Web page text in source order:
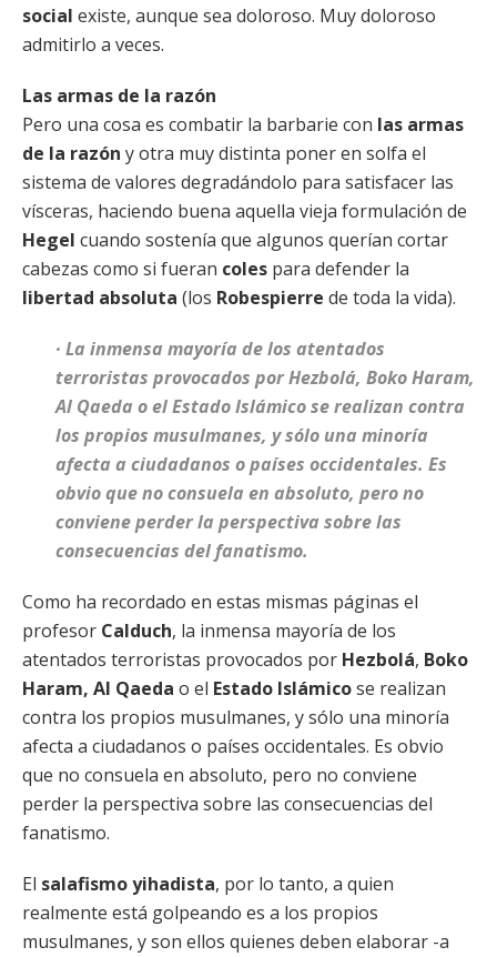
social existe, aunque sea doloroso. Muy doloroso
admitirlo a veces.
Las armas de la razón
Pero una cosa es combatir la barbarie con las armas
de la razón y otra muy distinta poner en solfa el
sistema de valores degradándolo para satisfacer las
vísceras, haciendo buena aquella vieja formulación de
Hegel cuando sostenía que algunos querían cortar
cabezas como si fueran coles para defender la
libertad absoluta (los Robespierre de toda la vida).
· La inmensa mayoría de los atentados
terroristas provocados por Hezbolá, Boko Haram,
Al Qaeda o el Estado Islámico se realizan contra
los propios musulmanes, y sólo una minoría
afecta a ciudadanos o países occidentales. Es
obvio que no consuela en absoluto, pero no
conviene perder la perspectiva sobre las
consecuencias del fanatismo.
Como ha recordado en estas mismas páginas el
profesor Calduch, la inmensa mayoría de los
atentados terroristas provocados por Hezbolá, Boko
Haram, Al Qaeda o el Estado Islámicose realizan
contra los propios musulmanes, y sólo una minoría
afecta a ciudadanos o países occidentales. Es obvio
que no consuela en absoluto, pero no conviene
perder la perspectiva sobre las consecuencias del
fanatismo.
El salafismo yihadista, por lo tanto, a quien
realmente está golpeando es a los propios
musulmanes, y son ellos quienes deben elaborar -a